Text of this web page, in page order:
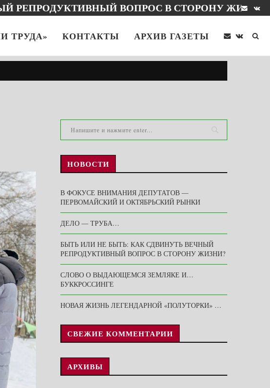
ТРУДА» КОНТАКТЫ АРХИВ ГАЗЕТЫ
НОВОСТИ
В ФОКУСЕ ВНИМАНИЯ ДЕПУТАТОВ —
ПЕРВОМАЙСКИЙ И ОКТЯБРЬСКИЙ РЫНКИ
ДЕЛО — ТРУБА…
БЫТЬ ИЛИ НЕ БЫТЬ: КАК СДВИНУТЬ ВЕЧНЫЙ
РЕПРОДУКТИВНЫЙ ВОПРОС В СТОРОНУ ЖИЗНИ?
СЛОВО О ВЫДАЮЩЕМСЯ ЗЕМЛЯКЕ И…
БУККРОССИНГЕ
НОВАЯ ЖИЗНЬ ЛЕГЕНДАРНОЙ «ПОЛУТОРКИ» …
СВЕЖИЕ КОММЕНТАРИИ
АРХИВЫ